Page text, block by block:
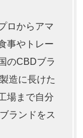
ロからアマ
事やトレー
のCBDブラ
造に長けた
場まで自分
ランドをス